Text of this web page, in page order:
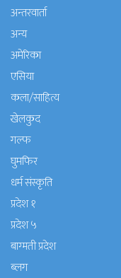
अन्तरवार्ता
अन्य
अमेरिका
एसिया
कला/साहित्य
खेलकुद
गल्फ
घुमफिर
धर्म संस्कृति
प्रदेश १
प्रदेश ५
बाग्मती प्रदेश
ब्लग